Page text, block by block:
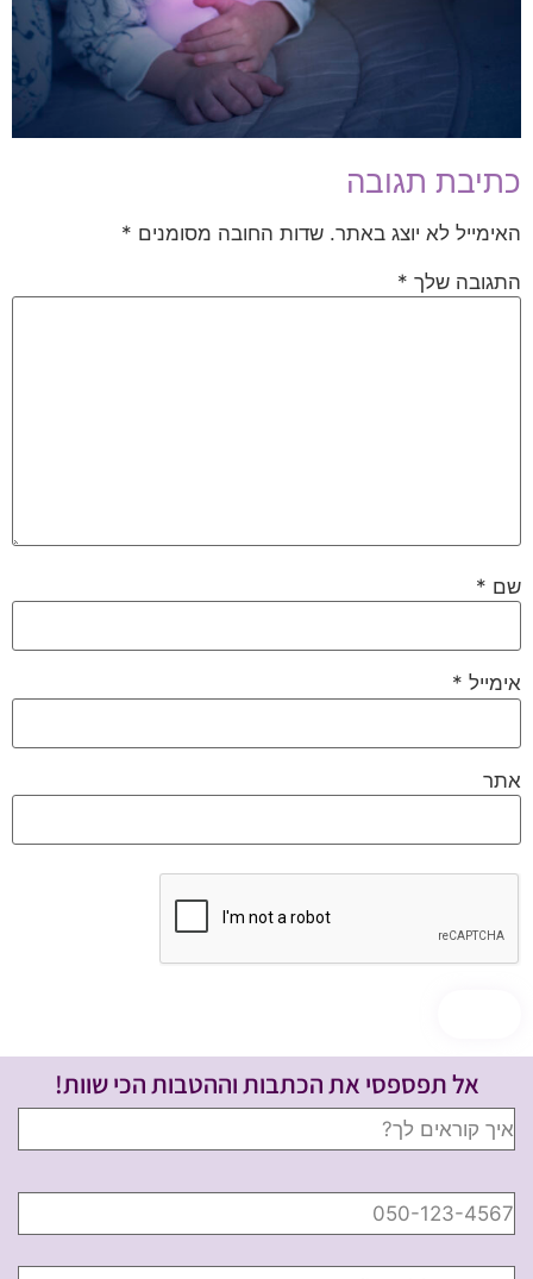
כתיבת תגובה
האימייל לא יוצג באתר. שדות החובה מסומנים *
התגובה שלך *
שם *
אימייל *
אתר
אל תפספסי את הכתבות וההטבות הכי שוות!